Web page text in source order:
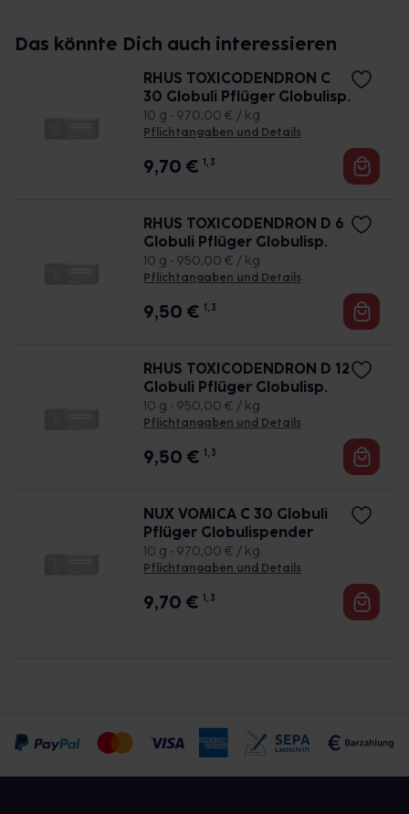
Das könnte Dich auch interessieren
RHUS TOXICODENDRON C
30 Globuli Pflüger Globulisp.
10 g • 970,00 € / kg
Pflichtangaben und Details
9,70 € 1, 3
RHUS TOXICODENDRON D 6
Globuli Pflüger Globulisp.
10 g • 950,00 € / kg
Pflichtangaben und Details
9,50 € 1, 3
RHUS TOXICODENDRON D 12
Globuli Pflüger Globulisp.
10 g • 950,00 € / kg
Pflichtangaben und Details
9,50 € 1, 3
NUX VOMICA C 30 Globuli
Pflüger Globulispender
10 g • 970,00 € / kg
Pflichtangaben und Details
9,70 € 1, 3